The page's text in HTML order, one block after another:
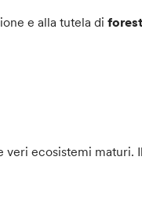
e alla tutela di
ecosistemi maturi.